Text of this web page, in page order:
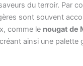
du terroir. Par
sont souvent
comme le nougat de
ainsi une palette